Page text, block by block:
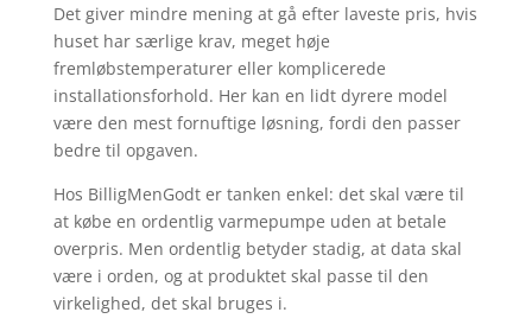
Det giver mindre mening at gå efter laveste pris, hvis
huset har særlige krav, meget høje
fremløbstemperaturer eller komplicerede
installationsforhold. Her kan en lidt dyrere model
være den mest fornuftige løsning, fordi den passer
bedre til opgaven.
Hos BilligMenGodt er tanken enkel: det skal være til
at købe en ordentlig varmepumpe uden at betale
overpris. Men ordentlig betyder stadig, at data skal
være i orden, og at produktet skal passe til den
virkelighed, det skal bruges i.